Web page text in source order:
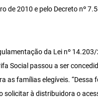
de 2010 e pelo Decreto nº
da Lei nº
Social passou a ser
as famílias elegíveis. “Dessa
solicitar à distribuidora o